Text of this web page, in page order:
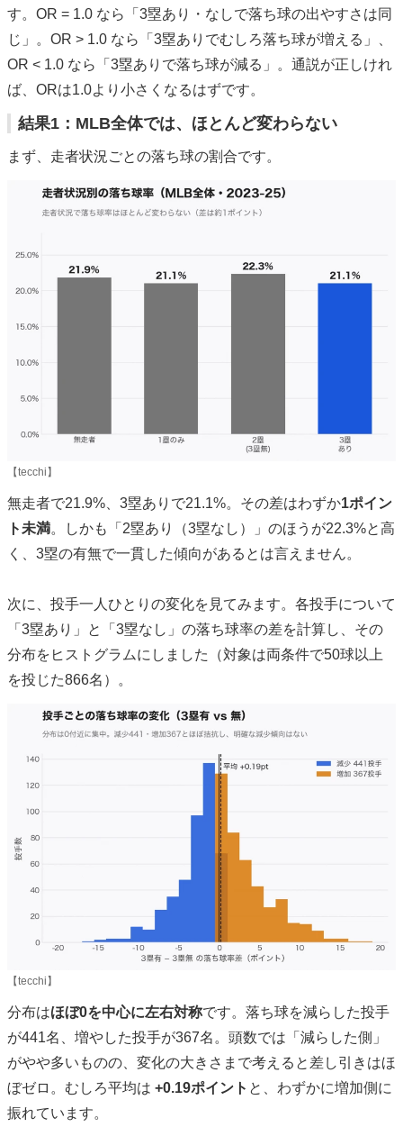
す。OR = 1.0 なら「3塁あり・なしで落ち球の出やすさは同
じ」。OR > 1.0 なら「3塁ありでむしろ落ち球が増える」、
OR < 1.0 なら「3塁ありで落ち球が減る」。通説が正しけれ
ば、ORは1.0より小さくなるはずです。
結果1：MLB全体では、ほとんど変わらない
まず、走者状況ごとの落ち球の割合です。
【tecchi】
無走者で21.9%、3塁ありで21.1%。その差はわずか1ポイン
ト未満。しかも「2塁あり（3塁なし）」のほうが22.3%と高
く、3塁の有無で一貫した傾向があるとは言えません。
次に、投手一人ひとりの変化を見てみます。各投手について
「3塁あり」と「3塁なし」の落ち球率の差を計算し、その
分布をヒストグラムにしました（対象は両条件で50球以上
を投じた866名）。
【tecchi】
分布はほぼ0を中心に左右対称です。落ち球を減らした投手
が441名、増やした投手が367名。頭数では「減らした側」
がやや多いものの、変化の大きさまで考えると差し引きはほ
ぼゼロ。むしろ平均は +0.19ポイント と、わずかに増加側に
振れています。